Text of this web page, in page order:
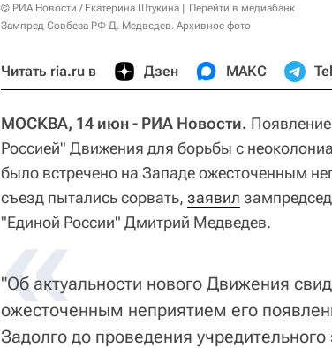
© РИА Новости / Екатерина Штукина
Перейти в медиабанк
Зампред Совбеза РФ Д. Медведев. Архивное фото
Читать ria.ru в Дзен МАКС
МОСКВА, 14 июн - РИА Новости.
Россией" Движения для борьбы с
было встречено на Западе ожесточенным
съезд пытались сорвать, заявил
"Единой России" Дмитрий Медведев.
«
"Об актуальности нового Движения
ожесточенным неприятием его
Задолго до проведения